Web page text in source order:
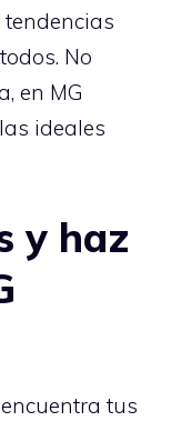
No
en MG
ideales
y haz
tus